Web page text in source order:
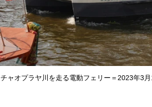
チャオプラヤ川を走る電動フェリー＝2023年3